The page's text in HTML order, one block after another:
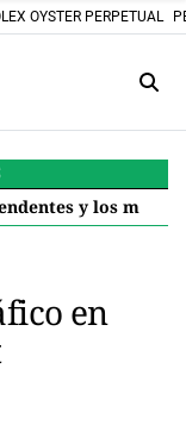
OYSTER PERPETUAL
que la recibirán en 2027
en